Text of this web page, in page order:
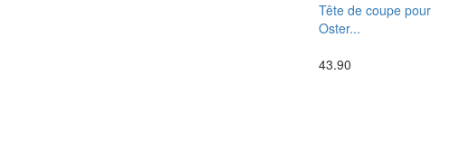
Tête de coupe pour
Oster...
43.90